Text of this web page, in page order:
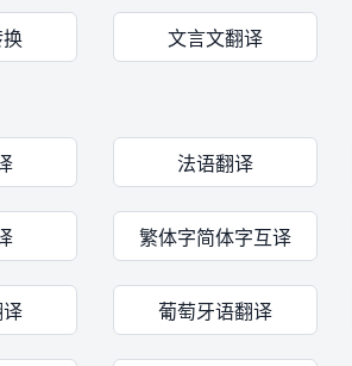
文言文翻译
法语翻译
繁体字简体字互译
葡萄牙语翻译